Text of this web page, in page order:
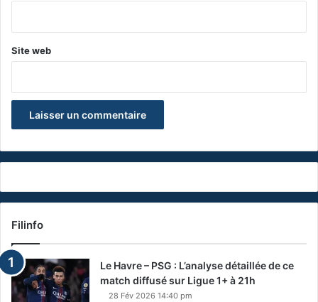
Site web
Filinfo
Le Havre – PSG : L’analyse détaillée de ce
match diffusé sur Ligue 1+ à 21h
28 Fév 2026 14:40 pm